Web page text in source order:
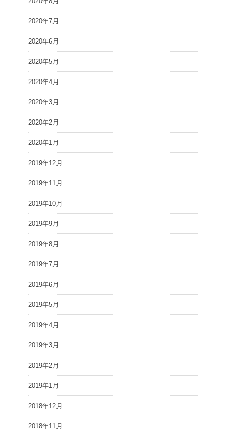
2020年7月
2020年6月
2020年5月
2020年4月
2020年3月
2020年2月
2020年1月
2019年12月
2019年11月
2019年10月
2019年9月
2019年8月
2019年7月
2019年6月
2019年5月
2019年4月
2019年3月
2019年2月
2019年1月
2018年12月
2018年11月